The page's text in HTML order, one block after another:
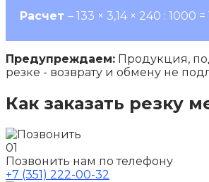
Расчет – 133 × 3,14 × 240 : 1000
Предупреждаем: Продукция,
резке - возврату и обмену не
Как заказать резку
01
Позвонить нам по телефону
+7 (351) 222-00-32